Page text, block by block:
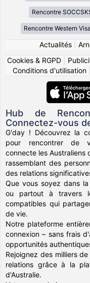
Rencontre
Rencontre Western
Actualités|
Cookies & RGPD
Conditions d'utilisation|
Hub de
Connectez-vous
G'day ! Découvrez la
pour rencontrer de
connecte les
rassemblant des
des relations
Que vous soyez dans
ou partout à travers
compatibles qui
de vie.
Notre plateforme
connexion – sans frais
opportunités
Rejoignez des milliers
relations grâce à la
d'Australie.